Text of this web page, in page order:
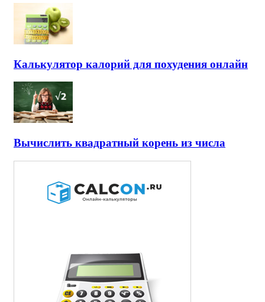
Калькулятор калорий для похудения онлайн
Вычислить квадратный корень из числа